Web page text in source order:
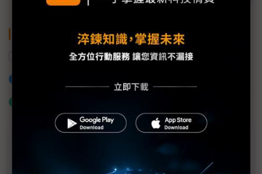
台北市電腦商業同業公會 COMPUTEX
亞源參與COMPUTEX 2018 多元化電源產品獲好評